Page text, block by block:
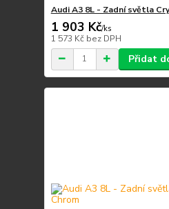
Audi A3 8L - Zadní světla
1 903 Kč/ks
1 573 Kč bez DPH
Přidat